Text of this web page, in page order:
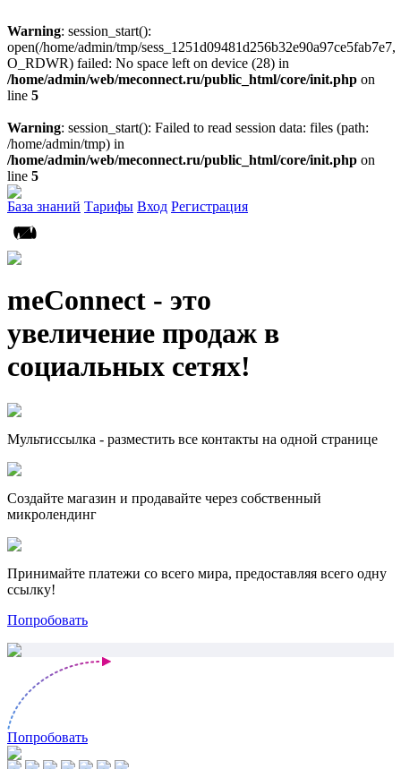
Warning: session_start():
open(/home/admin/tmp/sess_1251d09481d256b32e90a97ce5fab7e7,
O_RDWR) failed: No space left on device (28) in
/home/admin/web/meconnect.ru/public_html/core/init.php on
line 5
Warning: session_start(): Failed to read session data: files (path:
/home/admin/tmp) in
/home/admin/web/meconnect.ru/public_html/core/init.php on
line 5
База знаний Тарифы Вход Регистрация
meConnect - это
увеличение продаж в
социальных сетях!
Мультиссылка - разместить все контакты на одной странице
Создайте магазин и продавайте через собственный
микролендинг
Принимайте платежи со всего мира, предоставляя всего одну
ссылку!
Попробовать
Попробовать